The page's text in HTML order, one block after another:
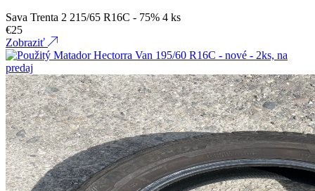
Sava Trenta 2 215/65 R16C - 75% 4 ks
€25
Zobraziť